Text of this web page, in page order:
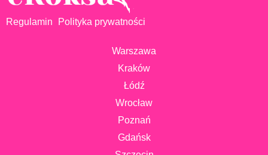
Regulamin Polityka prywatności
Warszawa
Kraków
Łódź
Wrocław
Poznań
Gdańsk